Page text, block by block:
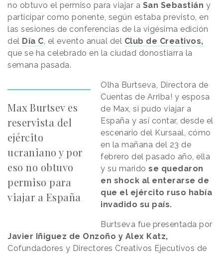
no obtuvo el permiso para viajar a San Sebastián y
participar como ponente, según estaba previsto, en
las sesiones de conferencias de la vigésima edición
del Día C, el evento anual del Club de Creativos,
que se ha celebrado en la ciudad donostiarra la
semana pasada.
Max Burtsev es
reservista del
ejército
ucraniano y por
eso no obtuvo
permiso para
viajar a España
Olha Burtseva, Directora de
Cuentas de Arriba! y esposa
de Max, sí pudo viajar a
España y así contar, desde el
escenario del Kursaal, cómo
en la mañana del 23 de
febrero del pasado año, ella
y su maridose quedaron
en shock al enterarse de
que el ejército ruso había
invadido su país.
Burtseva fue presentada por
Javier Iñiguez de Onzoño y Alex Katz,
Cofundadores y Directores Creativos Ejecutivos de